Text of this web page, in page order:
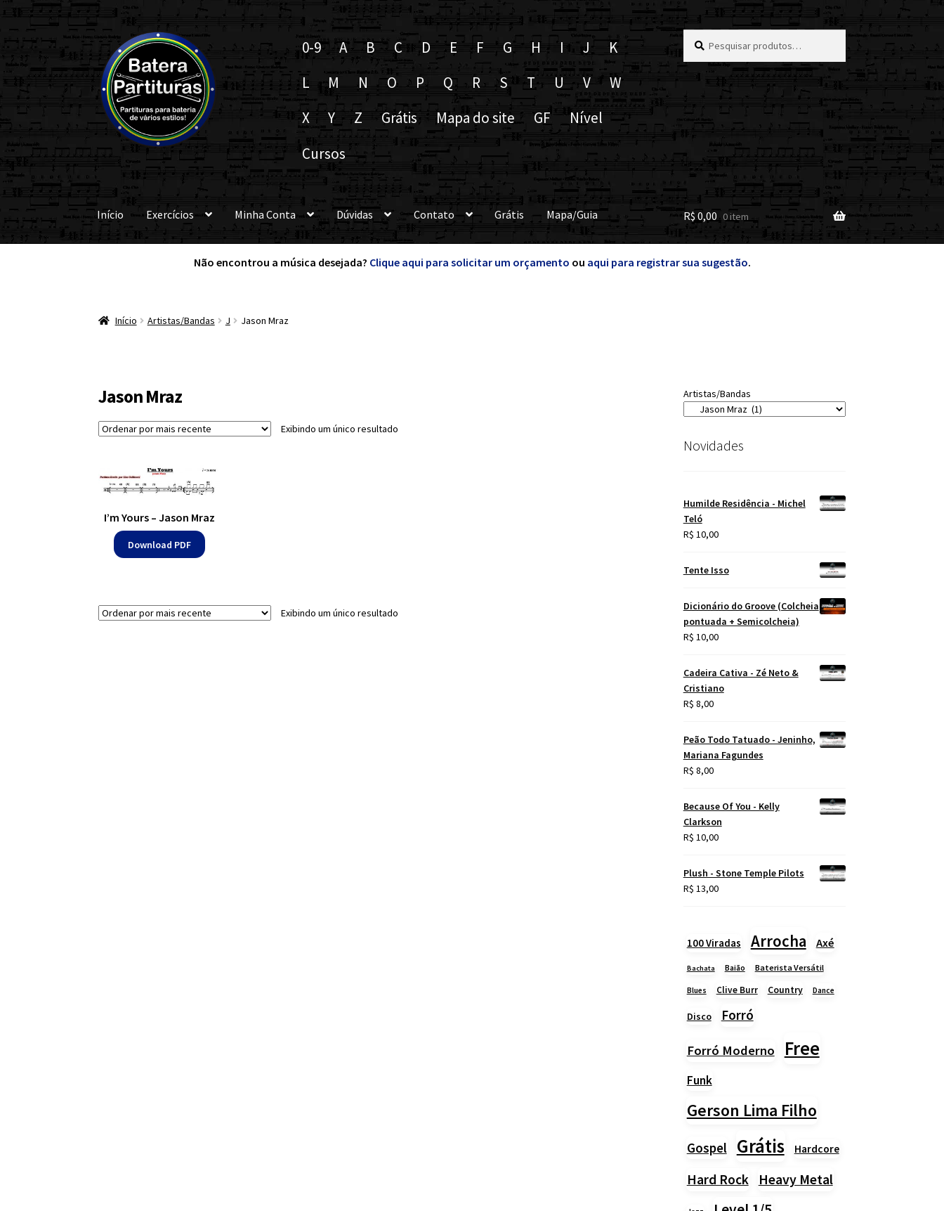
Pular
para
navegação
Pular
para
o
conteúdo
0-9 A B C D E F G H I J
K
L
M N O P Q R S T U V
W
X
Y Z Grátis Mapa do site GF
Nível
Cursos
por:
Início Exercícios Minha Conta Dúvidas Contato Grátis Mapa/Guia R$ 0,00 0 item
Não encontrou a música desejada? Clique aqui para solicitar um orçamento ou aqui para registrar sua sugestão.
Início Artistas/Bandas J Jason Mraz
Jason Mraz
Exibindo um único resultado
I’m Yours – Jason Mraz
Download PDF
Exibindo um único resultado
Artistas/Bandas
Novidades
Humilde Residência - Michel
Teló
R$ 10,00
Tente Isso
Dicionário do Groove (Colcheia
pontuada + Semicolcheia)
R$ 10,00
Cadeira Cativa - Zé Neto &
Cristiano
R$ 8,00
Peão Todo Tatuado - Jeninho,
Mariana Fagundes
R$ 8,00
Because Of You - Kelly
Clarkson
R$ 10,00
Plush - Stone Temple Pilots
R$ 13,00
100 Viradas Arrocha Axé
Bachata Baião Baterista Versátil
Blues Clive Burr Country Dance
Disco Forró
Forró Moderno Free
Funk
Gerson Lima Filho
Gospel Grátis Hardcore
Hard Rock Heavy Metal